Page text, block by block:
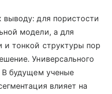
для пористости
модели, а для
и тонкой структуры пор
Универсального
В будущем ученые
влияет на